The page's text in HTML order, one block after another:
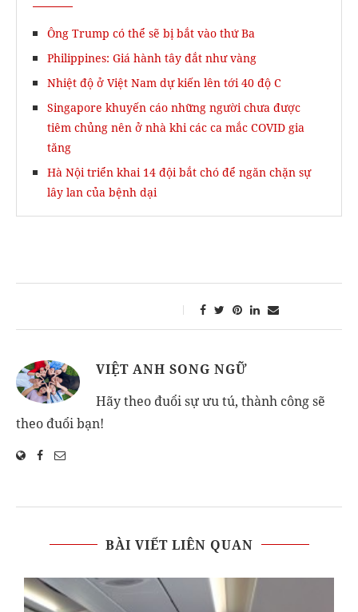
Ông Trump có thể sẽ bị bắt vào thứ Ba
Philippines: Giá hành tây đắt như vàng
Nhiệt độ ở Việt Nam dự kiến lên tới 40 độ C
Singapore khuyến cáo những người chưa được
tiêm chủng nên ở nhà khi các ca mắc COVID gia
tăng
Hà Nội triển khai 14 đội bắt chó để ngăn chặn sự
lây lan của bệnh dại
VIỆT ANH SONG NGỮ
Hãy theo đuổi sự ưu tú, thành công sẽ
theo đuổi bạn!
BÀI VIẾT LIÊN QUAN